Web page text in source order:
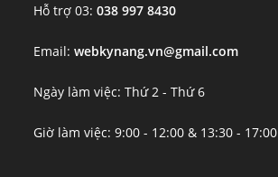
Hỗ trợ 03:038 997 8430
Email:webkynang.vn@gmail.com
Ngày làm việc: Thứ 2 - Thứ 6
Giờ làm việc: 9:00 - 12:00 & 13:30 - 17:00